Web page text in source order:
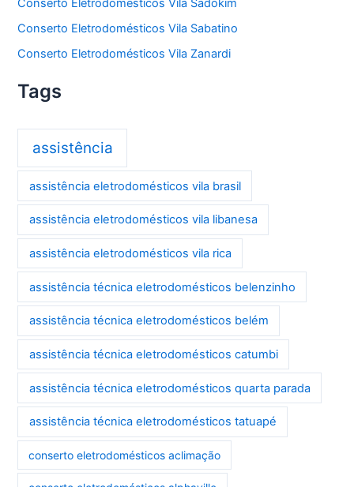
Conserto Eletrodomésticos Vila Sadokim
Conserto Eletrodomésticos Vila Sabatino
Conserto Eletrodomésticos Vila Zanardi
Tags
assistência
assistência eletrodomésticos vila brasil
assistência eletrodomésticos vila libanesa
assistência eletrodomésticos vila rica
assistência técnica eletrodomésticos belenzinho
assistência técnica eletrodomésticos belém
assistência técnica eletrodomésticos catumbi
assistência técnica eletrodomésticos quarta parada
assistência técnica eletrodomésticos tatuapé
conserto eletrodomésticos aclimação